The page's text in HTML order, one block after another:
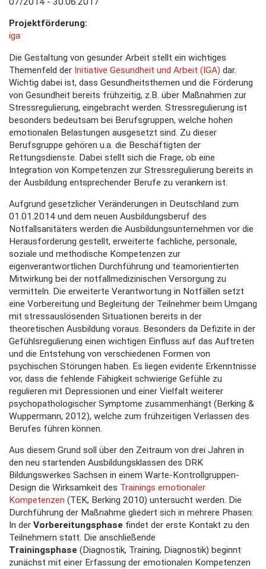
Projektförderung:
iga
Die Gestaltung von gesunder Arbeit stellt ein wichtiges
Themenfeld der Initiative Gesundheit und Arbeit (IGA) dar.
Wichtig dabei ist, dass Gesundheitsthemen und die Förderung
von Gesundheit bereits frühzeitig, z.B. über Maßnahmen zur
Stressregulierung, eingebracht werden. Stressregulierung ist
besonders bedeutsam bei Berufsgruppen, welche hohen
emotionalen Belastungen ausgesetzt sind. Zu dieser
Berufsgruppe gehören u.a. die Beschäftigten der
Rettungsdienste. Dabei stellt sich die Frage, ob eine
Integration von Kompetenzen zur Stressregulierung bereits in
der Ausbildung entsprechender Berufe zu verankern ist.
Aufgrund gesetzlicher Veränderungen in Deutschland zum
01.01.2014 und dem neuen Ausbildungsberuf des
Notfallsanitäters werden die Ausbildungsunternehmen vor die
Herausforderung gestellt, erweiterte fachliche, personale,
soziale und methodische Kompetenzen zur
eigenverantwortlichen Durchführung und teamorientierten
Mitwirkung bei der notfallmedizinischen Versorgung zu
vermitteln. Die erweiterte Verantwortung in Notfällen setzt
eine Vorbereitung und Begleitung der Teilnehmer beim Umgang
mit stressauslösenden Situationen bereits in der
theoretischen Ausbildung voraus. Besonders da Defizite in der
Gefühlsregulierung einen wichtigen Einfluss auf das Auftreten
und die Entstehung von verschiedenen Formen von
psychischen Störungen haben. Es liegen evidente Erkenntnisse
vor, dass die fehlende Fähigkeit schwierige Gefühle zu
regulieren mit Depressionen und einer Vielfalt weiterer
psychopathologischer Symptome zusammenhängt (Berking &
Wuppermann, 2012), welche zum frühzeitigen Verlassen des
Berufes führen können.
Aus diesem Grund soll über den Zeitraum von drei Jahren in
den neu startenden Ausbildungsklassen des DRK
Bildungswerkes Sachsen in einem Warte-Kontrollgruppen-
Design die Wirksamkeit des Trainings emotionaler
Kompetenzen (TEK, Berking 2010) untersucht werden. Die
Durchführung der Maßnahme gliedert sich in mehrere Phasen:
In der Vorbereitungsphase findet der erste Kontakt zu den
Teilnehmern statt. Die anschließende
Trainingsphase (Diagnostik, Training, Diagnostik) beginnt
zunächst mit einer Erfassung der emotionalen Kompetenzen